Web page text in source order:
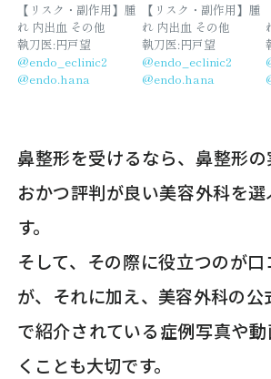
【リスク・副作用】腫
れ 内出血 その他
執刀医:円戸望
@endo_eclinic2
@endo.hana
【リスク・副作用】腫
れ 内出血 その他
執刀医:円戸望
@endo_eclinic2
@endo.hana
鼻整形を受けるなら、鼻整形
おかつ評判が良い美容外科を
す。
そして、その際に役立つのが
が、それに加え、美容外科の公
で紹介されている症例写真や
くことも大切です。